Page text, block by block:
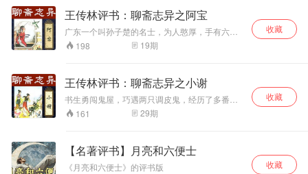
子，宁采臣还纳一小妾，小倩、小妾又各生一
子，三个儿子长大后也都成了有名望的人。
道之剑、泰阿—威道之剑、七星龙渊—诚信高洁
之剑（龙泉）、干将、镆铘—挚情之剑、鱼肠—
勇绝之剑、纯钧—尊贵无双之剑、承影—精致优
雅之剑。 十大名剑的记载多见于古籍或上古传
说，如《史记》、《越绝书》、《列子》、《吴
王传林评书：聊斋志异之阿宝
广东一个叫孙子楚的名士，为人憨厚，手有六
指。别人怂恿他向一大富商王员外提亲，娶其女
儿阿宝。阿宝开玩笑叫他把六指砍断，他果然照
呆地靠在她的衣带上跟着去了，在阿宝的梦中不
顾一切地像她求婚。孙家通过喊魂才把他叫醒，
阿宝很受感动。到了浴佛节，子楚再一次遇见阿
宝，相思更重。化作一只鹦鹉朝夕守在阿宝身
边，终让阿宝下决心嫁他为妻。谁知不久，子楚
生与阿宝团聚。子楚活转过后，不久，高中进
士。
198 19期
收藏
王传林评书：聊斋志异之小谢
书生勇闯鬼屋，巧遇两只调皮鬼，经历了多番生
死患难，发生了一段浪漫感人的爱情故事：书生
陶望三住进了一个鬼宅，碰到了秋容、小谢等一
女鬼帮陶望三在招亲大会上打败了文武状元，眼
看陶望三就可以娶到富家小姐了，可小谢爱上了
陶望三。
161 29期
收藏
【名著评书】月亮和六便士
《月亮和六便士》的评书版
收藏